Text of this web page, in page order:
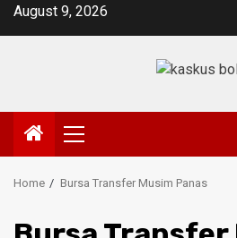
SkipAugust 9, 2026
Primary
Menu
Home Bursa Transfer Musim Panas